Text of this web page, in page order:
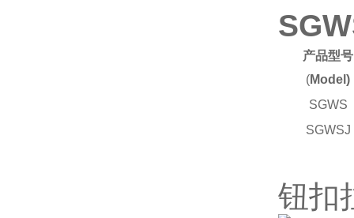
产品型号
(Model)
SGWS
SGWSJ
钮扣